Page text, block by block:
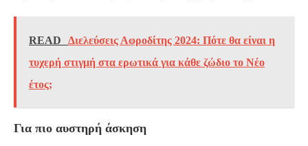
READ
Διελεύσεις Αφροδίτης 2024: Πότε θα είναι η
τυχερή στιγμή στα ερωτικά για κάθε ζώδιο το Νέο
έτος;
Για πιο αυστηρή άσκηση